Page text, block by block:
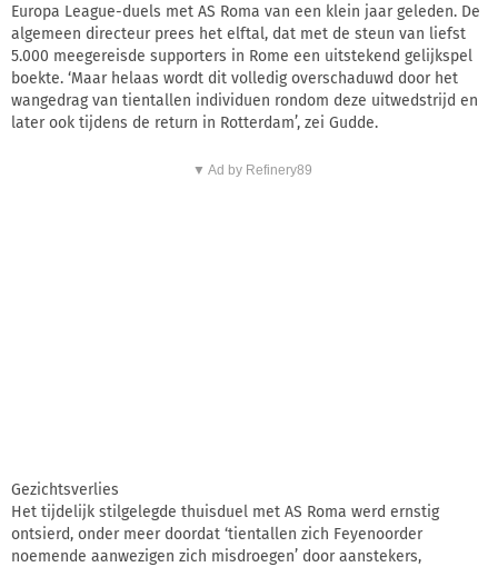
Europa League-duels met AS Roma van een klein jaar geleden. De
algemeen directeur prees het elftal, dat met de steun van liefst
5.000 meegereisde supporters in Rome een uitstekend gelijkspel
boekte. ‘Maar helaas wordt dit volledig overschaduwd door het
wangedrag van tientallen individuen rondom deze uitwedstrijd en
later ook tijdens de return in Rotterdam’, zei Gudde.
▼ Ad by Refinery89
Gezichtsverlies
Het tijdelijk stilgelegde thuisduel met AS Roma werd ernstig
ontsierd, onder meer doordat ‘tientallen zich Feyenoorder
noemende aanwezigen zich misdroegen’ door aanstekers,